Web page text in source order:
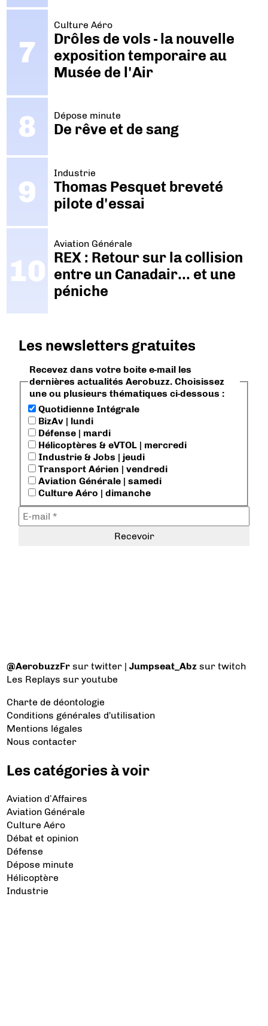
Culture Aéro
Drôles de vols - la nouvelle
exposition temporaire au
Musée de l'Air
Dépose minute
De rêve et de sang
Industrie
Thomas Pesquet breveté
pilote d'essai
Aviation Générale
REX : Retour sur la collision
entre un Canadair… et une
péniche
Les newsletters gratuites
Recevez dans votre boite e-mail les
dernières actualités Aerobuzz. Choisissez
une ou plusieurs thématiques ci-dessous :
Quotidienne Intégrale
BizAv | lundi
Défense | mardi
Hélicoptères & eVTOL | mercredi
Industrie & Jobs | jeudi
Transport Aérien | vendredi
Aviation Générale | samedi
Culture Aéro | dimanche
@AerobuzzFr sur twitter |Jumpseat_Abz sur twitch
Les Replays sur youtube
Charte de déontologie
Conditions générales d'utilisation
Mentions légales
Nous contacter
Les catégories à voir
Aviation d’Affaires
Aviation Générale
Culture Aéro
Débat et opinion
Défense
Dépose minute
Hélicoptère
Industrie